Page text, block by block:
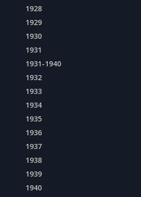
1928
1929
1930
1931
1931-1940
1932
1933
1934
1935
1936
1937
1938
1939
1940